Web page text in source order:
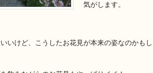
気がします。
いけど、こうしたお花見が本来の姿なのかもし